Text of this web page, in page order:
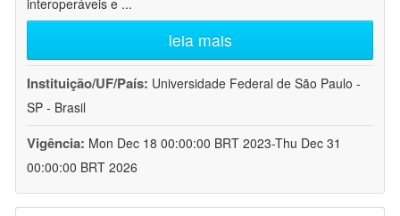
interoperáveis e ...
leia mais
Instituição/UF/País: Universidade Federal de São Paulo -
SP - Brasil
Vigência: Mon Dec 18 00:00:00 BRT 2023-Thu Dec 31
00:00:00 BRT 2026